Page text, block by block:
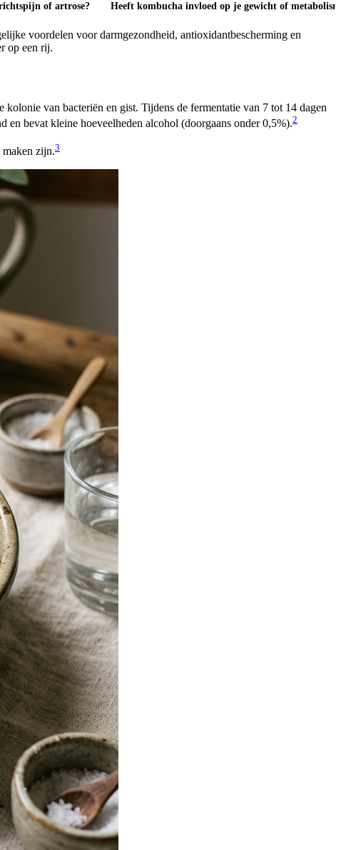
of artrose? Heeft kombucha invloed op je gewicht of
voordelen voor darmgezondheid, antioxidantbescherming en
op een rij.
van bacteriën en gist. Tijdens de fermentatie van 7 tot 14 dagen
en bevat kleine hoeveelheden alcohol (doorgaans onder 0,5%).2
zijn.3